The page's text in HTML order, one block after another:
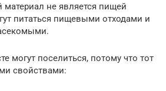
не является пищей
питаться пищевыми отходами и
могут поселиться, потому что тот
свойствами: